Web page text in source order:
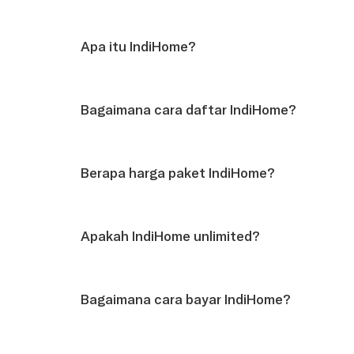
Apa itu IndiHome?
Bagaimana cara daftar IndiHome?
Berapa harga paket IndiHome?
Apakah IndiHome unlimited?
Bagaimana cara bayar IndiHome?